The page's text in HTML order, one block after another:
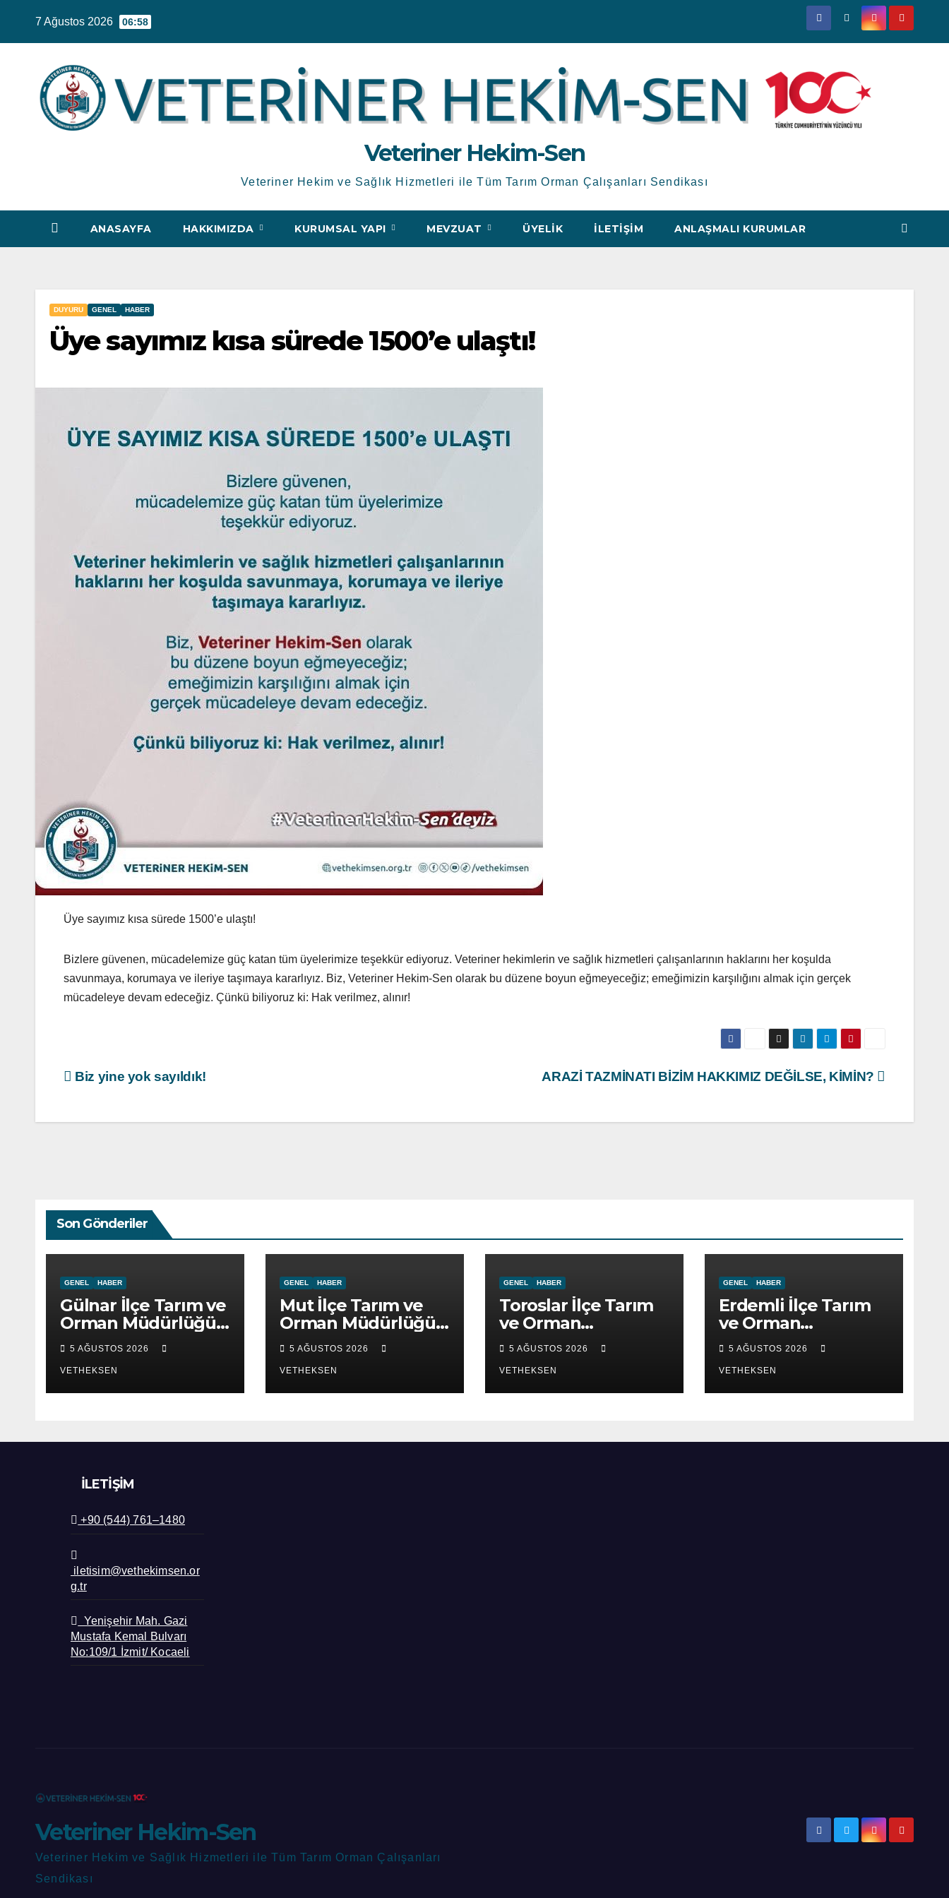
7 Ağustos 2026 06:58
Veteriner Hekim-Sen
Veteriner Hekim ve Sağlık Hizmetleri ile Tüm Tarım Orman Çalışanları Sendikası
ANASAYFA HAKKIMIZDA KURUMSAL YAPI MEVZUAT ÜYELIK İLETIŞIM ANLAŞMALI KURUMLAR
DUYURU GENEL HABER
Üye sayımız kısa sürede 1500’e ulaştı!
Üye sayımız kısa sürede 1500’e ulaştı!
Bizlere güvenen, mücadelemize güç katan tüm üyelerimize teşekkür ediyoruz. Veteriner hekimlerin ve sağlık hizmetleri çalışanlarının haklarını her koşulda
savunmaya, korumaya ve ileriye taşımaya kararlıyız. Biz, Veteriner Hekim-Sen olarak bu düzene boyun eğmeyeceğiz; emeğimizin karşılığını almak için gerçek
mücadeleye devam edeceğiz. Çünkü biliyoruz ki: Hak verilmez, alınır!
Yazı
ARAZİ TAZMİNATI BİZİM HAKKIMIZ DEĞİLSE, KİMİN?
Biz yine yok sayıldık!
Son Gönderiler
GENEL HABER
Gülnar İlçe Tarım ve
Orman Müdürlüğü
ziyaret edildi.
5 AĞUSTOS 2026
VETHEKSEN
GENEL HABER
Mut İlçe Tarım ve
Orman Müdürlüğü
ziyaret edildi.
5 AĞUSTOS 2026
VETHEKSEN
GENEL HABER
Toroslar İlçe Tarım
ve Orman
Müdürlüğü ziyaret
edildi.
5 AĞUSTOS 2026
VETHEKSEN
GENEL HABER
Erdemli İlçe Tarım
ve Orman
Müdürlüğü ziyaret
edildi.
5 AĞUSTOS 2026
VETHEKSEN
İLETIŞIM
+90 (544) 761–1480
iletisim@vethekimsen.or
g.tr
Yenişehir Mah. Gazi
Mustafa Kemal Bulvarı
No:109/1 İzmit/ Kocaeli
Veteriner Hekim-Sen
Veteriner Hekim ve Sağlık Hizmetleri ile Tüm Tarım Orman Çalışanları
Sendikası